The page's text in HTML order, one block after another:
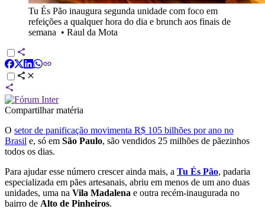
Tu És Pão inaugura segunda unidade com foco em
refeições a qualquer hora do dia e brunch aos finais de
semana • Raul da Mota
Compartilhar matéria
O setor de panificação movimenta R$ 105 bilhões por ano no
Brasil e, só em São Paulo, são vendidos 25 milhões de pãezinhos
todos os dias.
Para ajudar esse número crescer ainda mais, a Tu És Pão, padaria
especializada em pães artesanais, abriu em menos de um ano duas
unidades, uma na Vila Madalena e outra recém-inaugurada no
bairro de Alto de Pinheiros.